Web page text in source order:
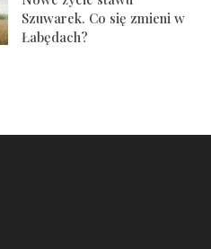
Szuwarek. Co się zmieni w
Łabędach?